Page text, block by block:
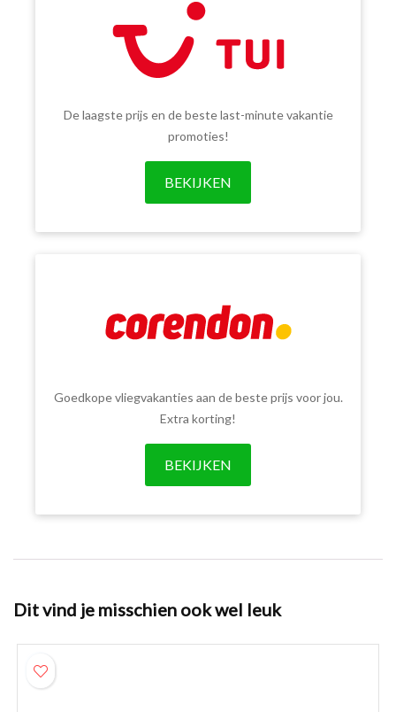
De laagste prijs en de beste last-minute vakantie
promoties!
BEKIJKEN
Goedkope vliegvakanties aan de beste prijs voor jou.
Extra korting!
BEKIJKEN
Dit vind je misschien ook wel leuk